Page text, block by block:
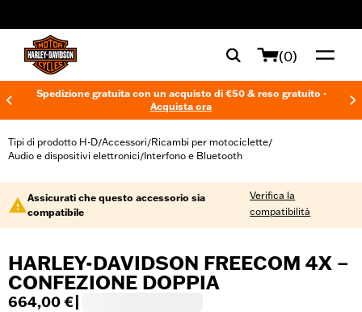
(0)
Spedizione gratuita con un acquisto di €50 & reso gratuito -
Acquista ora
Tipi di prodotto H-D/Accessori/Ricambi per motociclette/
Audio e dispositivi elettronici/Interfono e Bluetooth
Assicurati che questo accessorio sia
compatibile
Verifica la
compatibilità
HARLEY-DAVIDSON FREECOM 4X –
CONFEZIONE DOPPIA
664,00 €